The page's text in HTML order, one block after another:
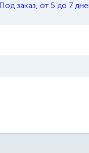
Под заказ, от 5 до 7